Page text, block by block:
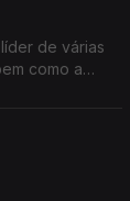
de várias
como a